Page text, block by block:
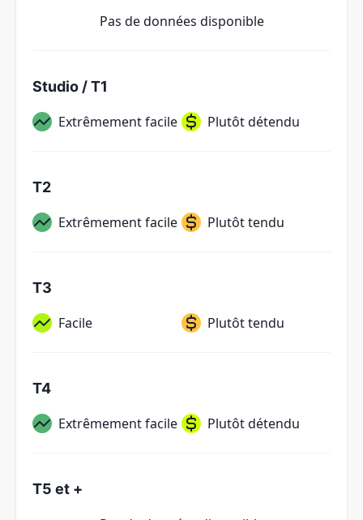
Pas de données disponible
Studio / T1
Extrêmement facile Plutôt détendu
T2
Extrêmement facile Plutôt tendu
T3
Facile Plutôt tendu
T4
Extrêmement facile Plutôt détendu
T5 et +